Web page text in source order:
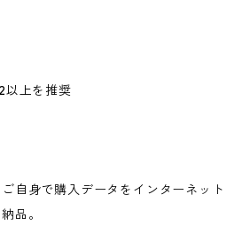
上を推奨
自身で購入データをインターネット
品。